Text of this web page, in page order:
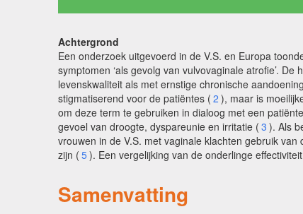
Achtergrond
Een onderzoek uitgevoerd in de V.S. en Europa
symptomen ‘als gevolg van vulvovaginale atrofie’.
levenskwaliteit als met ernstige chronische
stigmatiserend voor de patiëntes ( 2 ), maar is
om deze term te gebruiken in dialoog met een
gevoel van droogte, dyspareunie en irritatie ( 3 ). Als
vrouwen in de V.S. met vaginale klachten gebruik
zijn ( 5). Een vergelijking van de onderlinge
Samenvatting